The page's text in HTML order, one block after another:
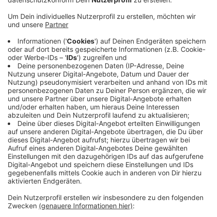
Anzeige
Zuletzt war die Zahl der Erwerbslosen im Juli
angestiegen. Demnach waren 13.500 Menschen ohne
Job. Das waren sogar 440 Arbeitslose mehr als im
Vormonat. Das führte dazu, dass die
Arbeitslosenquote auf 9,6 Prozent anstieg.
Erfahrungsgemäß verbessert sich die Quote Richtung
Herbst nicht mehr, dann werden tendenziell nicht mehr
so viele Menschen neu eingestellt wie in den
Sommermonaten. Die Bilanz für den Monat August
wird noch heute im Laufe des Tages erwartet.
Anzeige